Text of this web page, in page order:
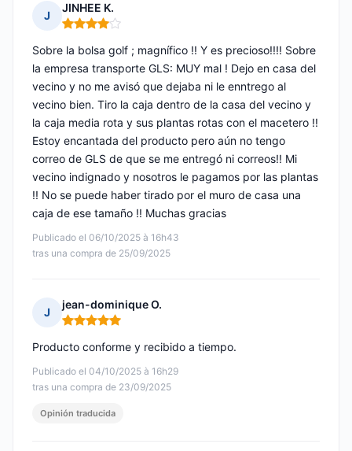
J
JINHEE K.
Nota: 4 de 5
Publicado el 06/10/2025 à 16h43
tras una compra de 25/09/2025
Sobre la bolsa golf ; magnífico !! Y es precioso!!!! Sobre
la empresa transporte GLS: MUY mal ! Dejo en casa del
vecino y no me avisó que dejaba ni le enntrego al
vecino bien. Tiro la caja dentro de la casa del vecino y
la caja media rota y sus plantas rotas con el macetero !!
Estoy encantada del producto pero aún no tengo
correo de GLS de que se me entregó ni correos!! Mi
vecino indignado y nosotros le pagamos por las plantas
!! No se puede haber tirado por el muro de casa una
caja de ese tamaño !! Muchas gracias
J
jean-dominique O.
Nota: 5 de 5
Publicado el 04/10/2025 à 16h29
tras una compra de 23/09/2025
Producto conforme y recibido a tiempo.
Opinión traducida